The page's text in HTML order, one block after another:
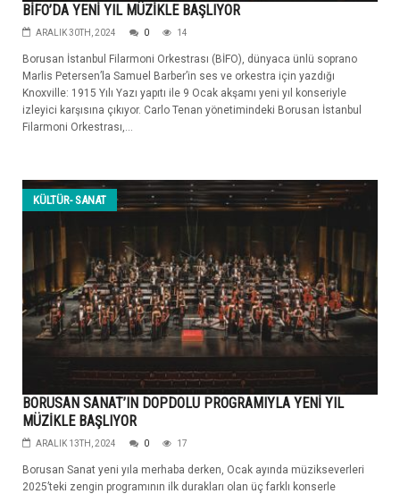
BİFO’DA YENİ YIL MÜZİKLE BAŞLIYOR
ARALIK 30TH, 2024 0 14
Borusan İstanbul Filarmoni Orkestrası (BİFO), dünyaca ünlü soprano
Marlis Petersen’la Samuel Barber’in ses ve orkestra için yazdığı
Knoxville: 1915 Yılı Yazı yapıtı ile 9 Ocak akşamı yeni yıl konseriyle
izleyici karşısına çıkıyor. Carlo Tenan yönetimindeki Borusan İstanbul
Filarmoni Orkestrası,...
KÜLTÜR- SANAT
BORUSAN SANAT’IN DOPDOLU PROGRAMIYLA YENİ YIL
MÜZİKLE BAŞLIYOR
ARALIK 13TH, 2024 0 17
Borusan Sanat yeni yıla merhaba derken, Ocak ayında müzikseverleri
2025’teki zengin programının ilk durakları olan üç farklı konserle